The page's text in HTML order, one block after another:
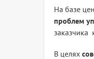
На базе
проблем
заказчика
В целях